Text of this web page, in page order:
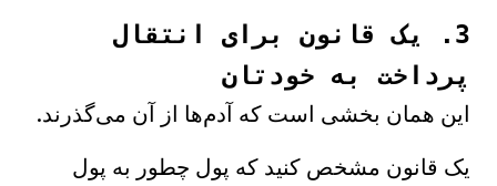
3. یک قانون برای انتقال
پرداخت به خودتان
این همان بخشی است که آدم‌ها از آن می‌گذرند.
یک قانون مشخص کنید که پول چطور به پول